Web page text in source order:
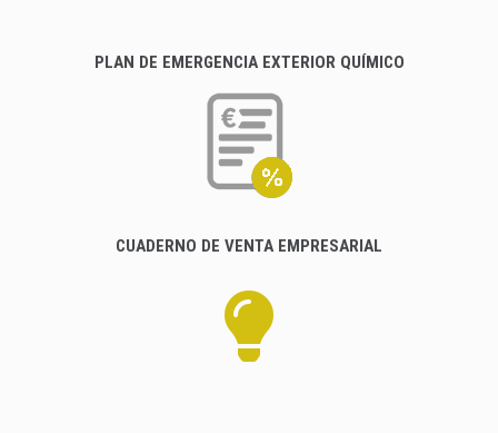
PLAN DE EMERGENCIA EXTERIOR QUÍMICO
CUADERNO DE VENTA EMPRESARIAL